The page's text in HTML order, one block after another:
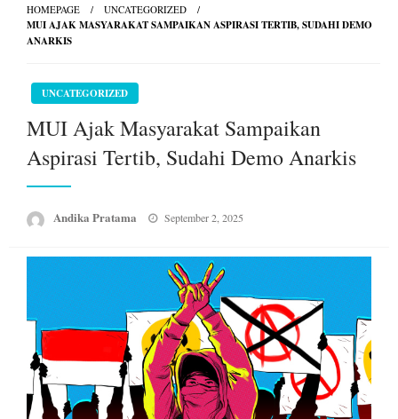
HOMEPAGE UNCATEGORIZED
MUI AJAK MASYARAKAT SAMPAIKAN ASPIRASI TERTIB, SUDAHI DEMO
ANARKIS
UNCATEGORIZED
MUI Ajak Masyarakat Sampaikan
Aspirasi Tertib, Sudahi Demo Anarkis
Andika Pratama
Posted
September 2, 2025